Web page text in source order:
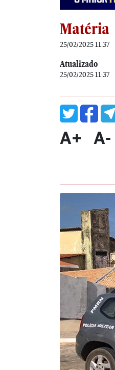
Matéria
25/02/2025 11:37
Atualizado
25/02/2025 11:37
A+ A-